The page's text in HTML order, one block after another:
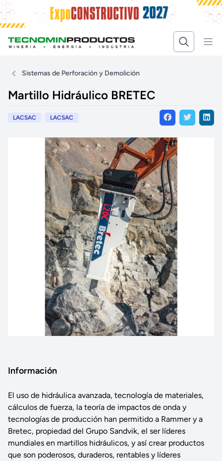
Sistemas de Perforación y Demolición
Martillo Hidráulico BRETEC
LACSAC LACSAC
Información
El uso de hidráulica avanzada, tecnología de materiales,
cálculos de fuerza, la teoría de impactos de onda y
tecnologías de producción han permitido a Rammer y a
Bretec, propiedad del Grupo Sandvik, el ser líderes
mundiales en martillos hidráulicos, y así crear productos
que son poderosos, duraderos, rentables y líderes